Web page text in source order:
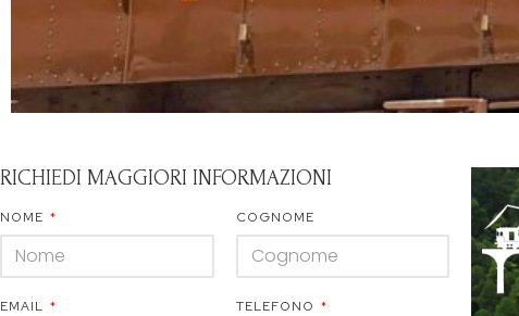
RICHIEDI MAGGIORI INFORMAZIONI
NOME COGNOME
EMAIL TELEFONO